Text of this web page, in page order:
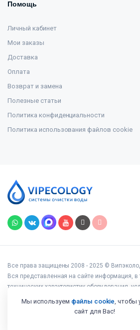
Помощь
Личный кабинет
Мои заказы
Доставка
Оплата
Возврат и замена
Полезные статьи
Политика конфиденциальности
Политика использования файлов cookie
Все права защищены 2008 - 2025 ©
Вся представленная на сайте информация,
технических характеристик оборудования,
возможностей подключения, наличия на
услуг, носит информационный характер и ни
является публичной офертой, определяемой
Мы используем файлы cookie, чтобы
сайт для Вас!